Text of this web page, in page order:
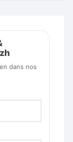
dans nos